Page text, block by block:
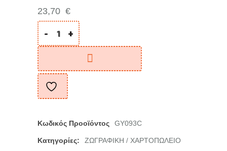
23,70 €
- +
Κωδικός Προοϊόντος GY093C
Κατηγορίες: ΖΩΓΡΑΦΙΚΗ / ΧΑΡΤΟΠΩΛΕΙΟ